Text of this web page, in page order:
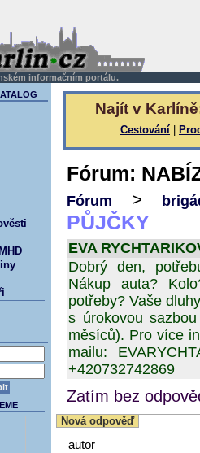
informačním portálu.
Najít v
Cestování
Fórum:
Fórum >
PŮJČKY
EVA
Dobrý den,
Nákup auta?
potřeby? Vaše
s úrokovou
měsíců). Pro více
mailu:
+420732742869
Zatím bez
Nová odpověď
autor
ATALOG